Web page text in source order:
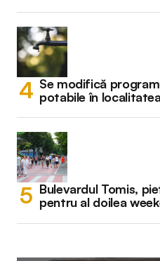
Se modifică
potabile în
Bulevardul Tomis,
pentru al doilea